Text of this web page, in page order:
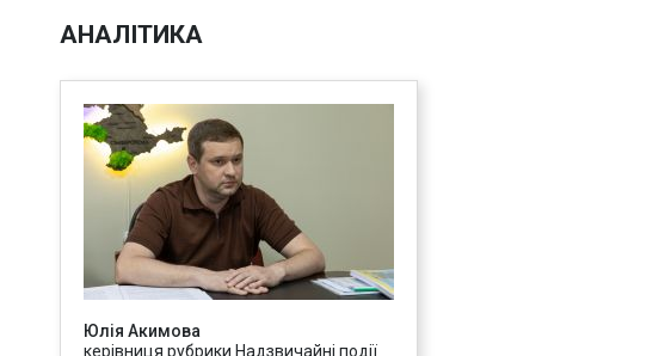
АНАЛІТИКА
Юлія Акимова
керівниця рубрики Надзвичайні події